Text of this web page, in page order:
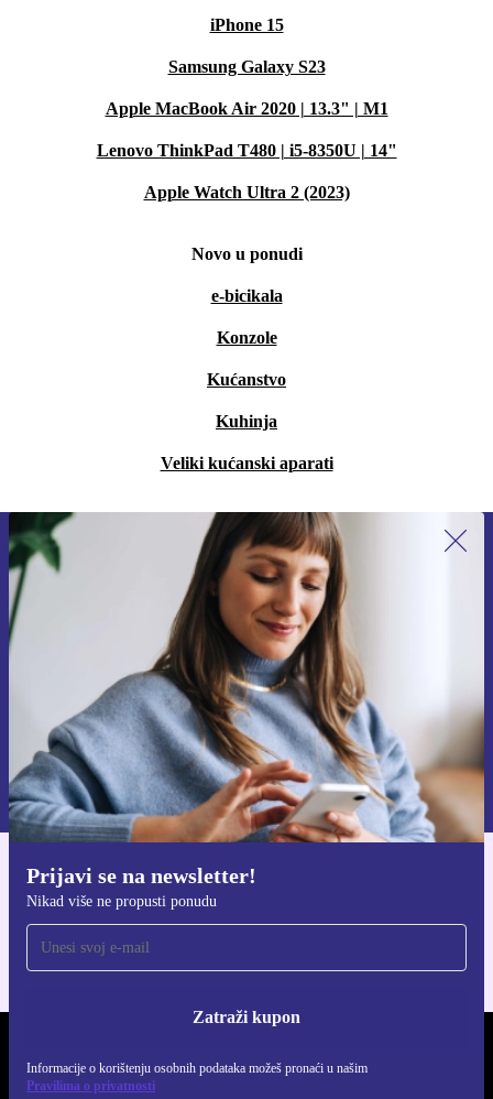
iPhone 15
Samsung Galaxy S23
Apple MacBook Air 2020 | 13.3" | M1
Lenovo ThinkPad T480 | i5-8350U | 14"
Apple Watch Ultra 2 (2023)
Novo u ponudi
e-bicikala
Konzole
Kućanstvo
Kuhinja
Veliki kućanski aparati
Prijavi se na newsletter!
Nikad više ne propusti ponudu
Zatraži kupon
Informacije o korištenju osobnih podataka možeš pronaći u našim
Pravilima o privatnosti
Prijavi se na newsletter!
Nikad više ne propusti ponudu.
Zatraži kupon
Informacije o korištenju osobnih podataka možeš pronaći u našim
Pravilima privatnosti.
Preuzmi refurbed aplikaciju
Za iOS i Android